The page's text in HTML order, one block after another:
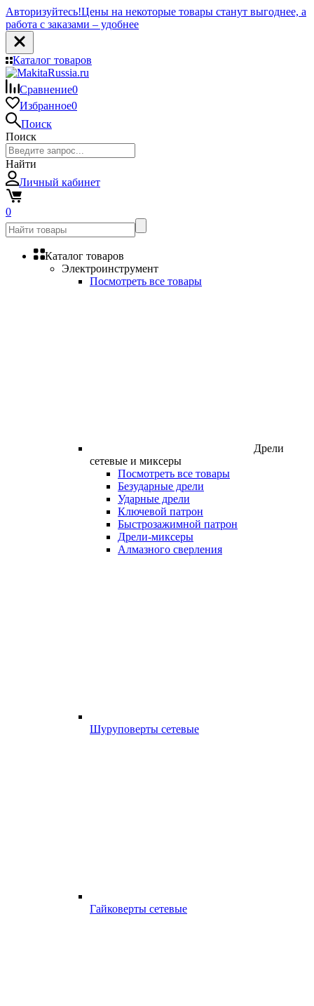
Авторизуйтесь!Цены на некоторые товары станут выгоднее, а
работа с заказами – удобнее
Каталог товаров
Сравнение0
Избранное0
Поиск
Поиск
Найти
Личный кабинет
0
Каталог товаров
Электроинструмент
Посмотреть все товары
Дрели
сетевые и миксеры
Посмотреть все товары
Безударные дрели
Ударные дрели
Ключевой патрон
Быстрозажимной патрон
Дрели-миксеры
Алмазного сверления
Шуруповерты сетевые
Гайковерты сетевые